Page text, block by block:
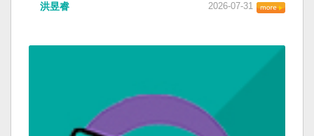
洪昱睿 2026-07-31